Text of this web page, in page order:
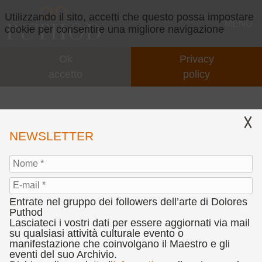
Utilizzando il sito, accetti che questo possa impostare
cookie per consentire una migliore navigazione
Privacy
policy
MENU
COLLABORAZIONI
PRESENTAZIONI
CENNI BIOGRAFICI
PARTNERS
CONCORSI
BANDO CONCORSO D’ARTE DOLORES PUTHOD
"L'ANIMA DEL SEGNO TEATRALE"
PRESS
NEWSLETTER
Entrate nel gruppo dei followers dell’arte di Dolores
Puthod
Lasciateci i vostri dati per essere aggiornati via mail
su qualsiasi attività culturale evento o
manifestazione che coinvolgano il Maestro e gli
eventi del suo Archivio.